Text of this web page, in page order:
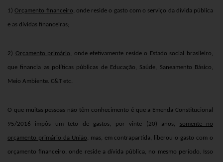
1)Orçamento financeiro, onde reside o gasto com o serviço da dívida pública
e as dívidas financeiras;
2) Orçamento primário, onde efetivamente reside o Estado social brasileiro,
que financia as políticas públicas de Educação, Saúde, Saneamento Básico,
Meio Ambiente. C&T etc.
O que muitas pessoas não têm conhecimento é que a Emenda Constitucional
95/2016 impôs um teto de gastos, por vinte (20) anos, somente no
orçamento primário da União, mas, em contrapartida, liberou o gasto com o
orçamento financeiro, onde reside a dívida pública, no mesmo período. Isso